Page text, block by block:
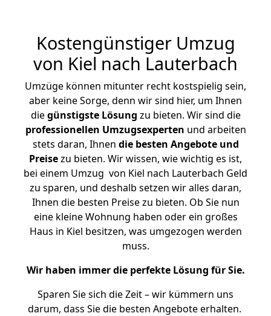
Kostengünstiger Umzug
von Kiel nach Lauterbach
Umzüge können mitunter recht kostspielig sein,
aber keine Sorge, denn wir sind hier, um Ihnen
diegünstigste Lösung zu bieten. Wir sind die
professionellen Umzugsexperten und arbeiten
stets daran, Ihnen die besten Angebote und
Preisezu bieten. Wir wissen, wie wichtig es ist,
bei einem Umzug von Kiel nach Lauterbach Geld
zu sparen, und deshalb setzen wir alles daran,
Ihnen die besten Preise zu bieten. Ob Sie nun
eine kleine Wohnung haben oder ein großes
Haus in Kiel besitzen, was umgezogen werden
muss.
Wir haben immer die perfekte Lösung für Sie.
Sparen Sie sich die Zeit – wir kümmern uns
darum, dass Sie die besten Angebote erhalten.